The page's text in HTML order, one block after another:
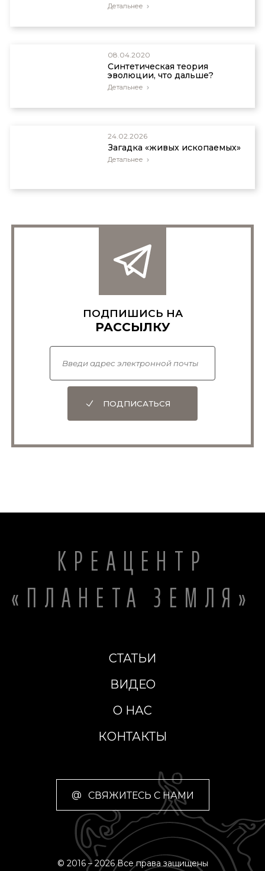
Детальнее
08.04.2020
Синтетическая теория
эволюции, что дальше?
Детальнее
24.02.2026
Загадка «живых ископаемых»
Детальнее
ПОДПИШИСЬ НА
РАССЫЛКУ
ПОДПИСАТЬСЯ
КРЕАЦЕНТР
«ПЛАНЕТА ЗЕМЛЯ»
СТАТЬИ
ВИДЕО
О НАС
КОНТАКТЫ
@ СВЯЖИТЕСЬ С НАМИ
© 2016 – 2026 Все права защищены